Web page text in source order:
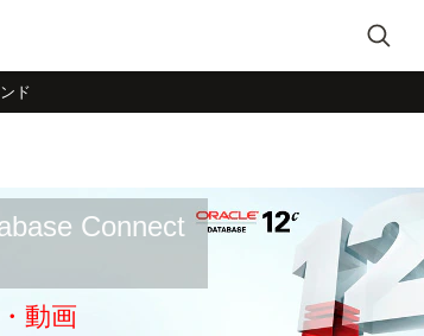
Type 2 or more
characters for results.
ド
Connect
動画